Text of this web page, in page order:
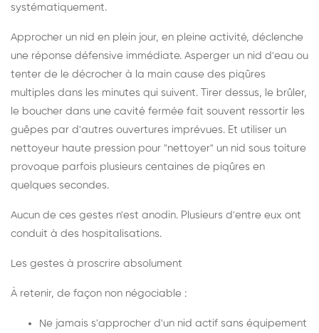
systématiquement.
Approcher un nid en plein jour, en pleine activité, déclenche
une réponse défensive immédiate. Asperger un nid d'eau ou
tenter de le décrocher à la main cause des piqûres
multiples dans les minutes qui suivent. Tirer dessus, le brûler,
le boucher dans une cavité fermée fait souvent ressortir les
guêpes par d'autres ouvertures imprévues. Et utiliser un
nettoyeur haute pression pour "nettoyer" un nid sous toiture
provoque parfois plusieurs centaines de piqûres en
quelques secondes.
Aucun de ces gestes n'est anodin. Plusieurs d'entre eux ont
conduit à des hospitalisations.
Les gestes à proscrire absolument
À retenir, de façon non négociable :
Ne jamais s'approcher d'un nid actif sans équipement